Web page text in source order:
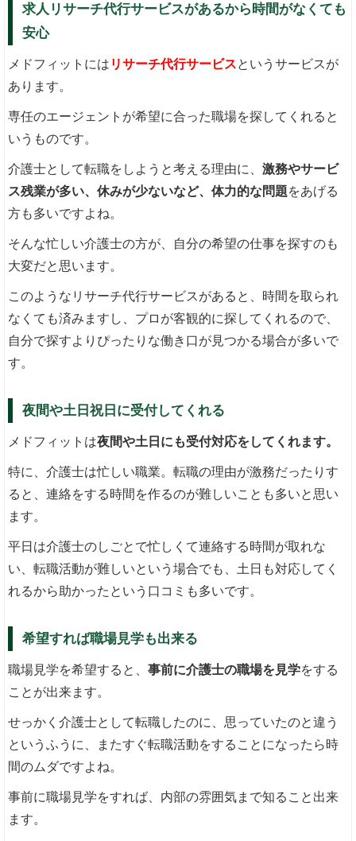
求人リサーチ代行サービスがあるから時間がなくても
安心
メドフィットには リサーチ代行サービスというサービスが
あります。
専任のエージェントが希望に合った職場を探してくれると
いうものです。
介護士として転職をしようと考える理由に、激務やサービ
ス残業が多い、休みが少ないなど、体力的な問題をあげる
方も多いですよね。
そんな忙しい介護士の方が、自分の希望の仕事を探すのも
大変だと思います。
このようなリサーチ代行サービスがあると、時間を取られ
なくても済みますし、プロが客観的に探してくれるので、
自分で探すよりぴったりな働き口が見つかる場合が多いで
す。
夜間や土日祝日に受付してくれる
メドフィットは夜間や土日にも受付対応をしてくれます。
特に、介護士は忙しい職業。転職の理由が激務だったりす
ると、連絡をする時間を作るのが難しいことも多いと思い
ます。
平日は介護士のしごとで忙しくて連絡する時間が取れな
い、転職活動が難しいという場合でも、土日も対応してく
れるから助かったという口コミも多いです。
希望すれば職場見学も出来る
職場見学を希望すると、事前に介護士の職場を見学をする
ことが出来ます。
せっかく介護士として転職したのに、思っていたのと違う
というふうに、またすぐ転職活動をすることになったら時
間のムダですよね。
事前に職場見学をすれば、内部の雰囲気まで知ること出来
ます。